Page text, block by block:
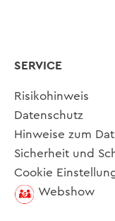
SERVICE
Risikohinweis
Datenschutz
Hinweise zum
Sicherheit und
Cookie
Webshow